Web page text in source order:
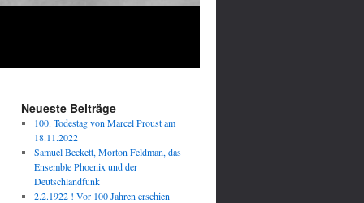
Neueste Beiträge
100. Todestag von Marcel Proust am
18.11.2022
Samuel Beckett, Morton Feldman, das
Ensemble Phoenix und der
Deutschlandfunk
2.2.1922 ! Vor 100 Jahren erschien